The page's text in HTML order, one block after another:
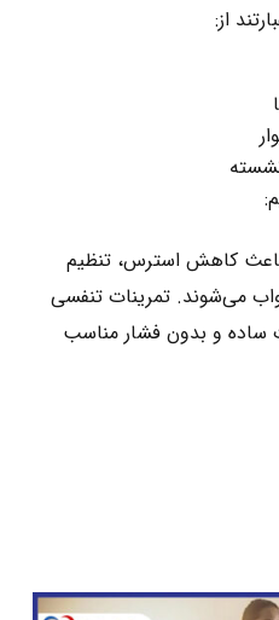
از:
کاهش استرس، تنظیم
می‌شوند. تمرینات تنفسی
ساده و بدون فشار مناسب